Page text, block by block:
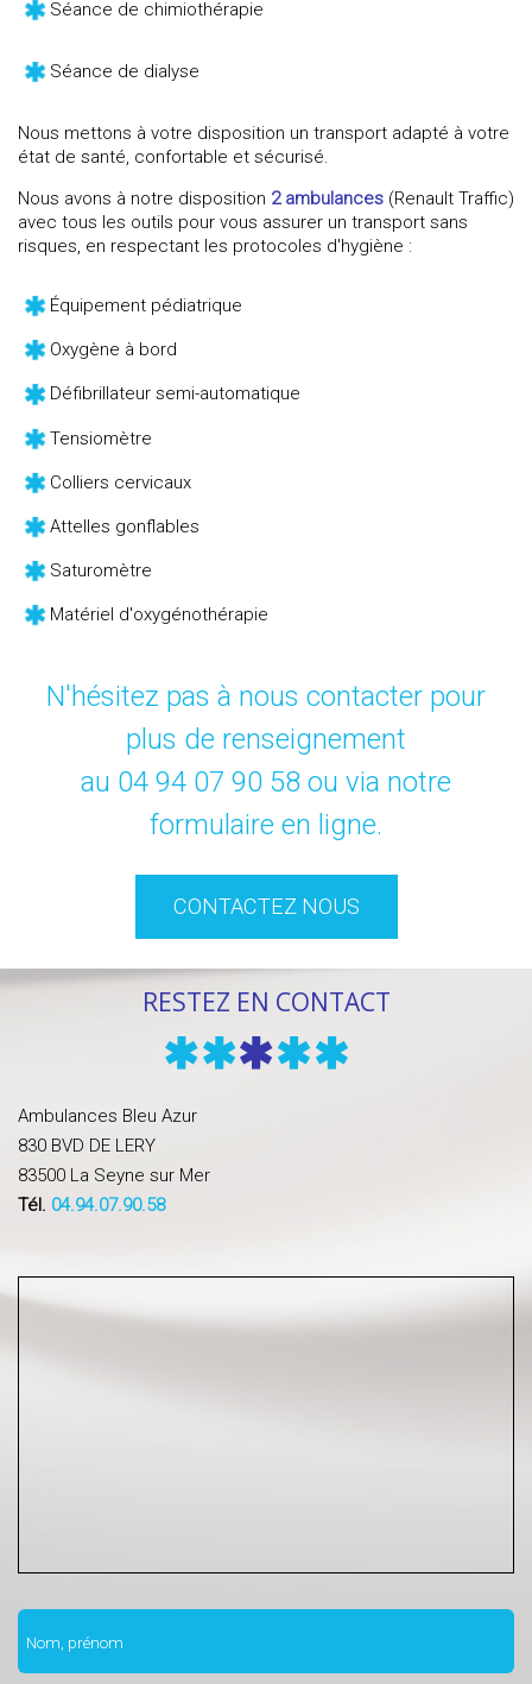
Séance de chimiothérapie
Séance de dialyse
Nous mettons à votre disposition un transport adapté à votre
état de santé, confortable et sécurisé.
Nous avons à notre disposition 2 ambulances (Renault Traffic)
avec tous les outils pour vous assurer un transport sans
risques, en respectant les protocoles d'hygiène :
Équipement pédiatrique
Oxygène à bord
Défibrillateur semi-automatique
Tensiomètre
Colliers cervicaux
Attelles gonflables
Saturomètre
Matériel d'oxygénothérapie
N'hésitez pas à nous contacter pour
plus de renseignement
au 04 94 07 90 58 ou via notre
formulaire en ligne.
CONTACTEZ NOUS
RESTEZ EN CONTACT
Ambulances Bleu Azur
830 BVD DE LERY
83500 La Seyne sur Mer
Tél. 04.94.07.90.58
Nom, prénom